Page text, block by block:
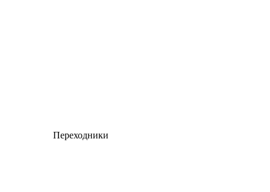
Переходники